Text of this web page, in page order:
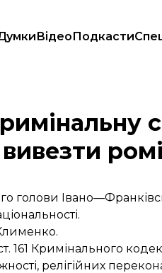
ВідеоПодкасти
Франківська вивезти ромів із
голови
161 Кримінального
релігійних